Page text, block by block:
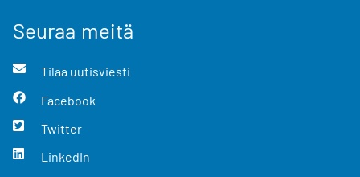
Seuraa meitä
Tilaa uutisviesti
Facebook
Twitter
LinkedIn